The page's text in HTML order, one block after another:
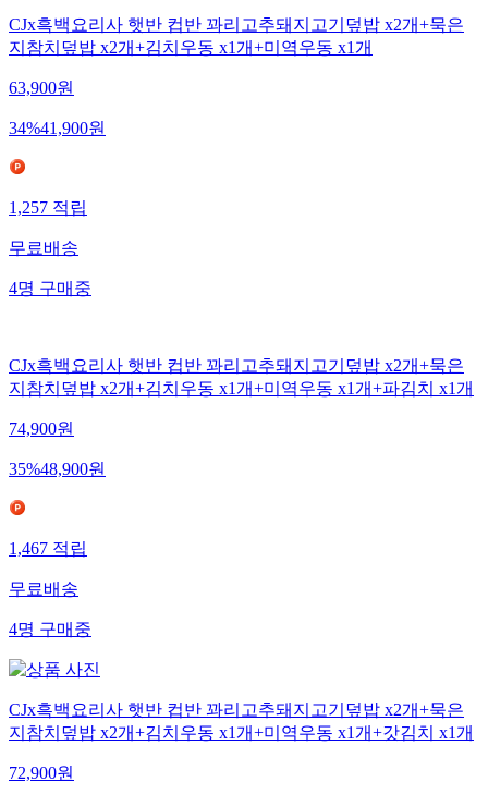
CJx흑백요리사 햇반 컵반 꽈리고추돼지고기덮밥 x2개+묵은
지참치덮밥 x2개+김치우동 x1개+미역우동 x1개
63,900원
34%41,900원
1,257적립
무료배송
4명구매중
CJx흑백요리사 햇반 컵반 꽈리고추돼지고기덮밥 x2개+묵은
지참치덮밥 x2개+김치우동 x1개+미역우동 x1개+파김치 x1개
74,900원
35%48,900원
1,467적립
무료배송
4명구매중
CJx흑백요리사 햇반 컵반 꽈리고추돼지고기덮밥 x2개+묵은
지참치덮밥 x2개+김치우동 x1개+미역우동 x1개+갓김치 x1개
72,900원